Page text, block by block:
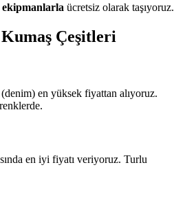
ekipmanlarla ücretsiz olarak taşıyoruz.
Kumaş Çeşitleri
en yüksek fiyattan alıyoruz.
en iyi fiyatı veriyoruz. Turlu